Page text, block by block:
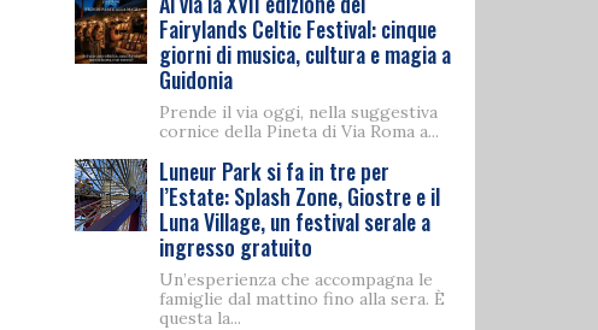
Fairylands Celtic Festival: cinque
giorni di musica, cultura e magia a
Guidonia
Prende il via oggi, nella suggestiva
cornice della Pineta di Via Roma a...
Luneur Park si fa in tre per
l’Estate: Splash Zone, Giostre e il
Luna Village, un festival serale a
ingresso gratuito
Un’esperienza che accompagna le
famiglie dal mattino fino alla sera. È
questa la...